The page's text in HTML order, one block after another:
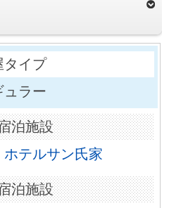
ュラー
ホテルサン氏家